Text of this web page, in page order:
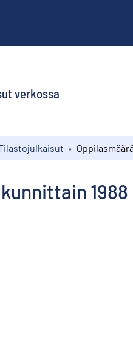
verkossa
1988